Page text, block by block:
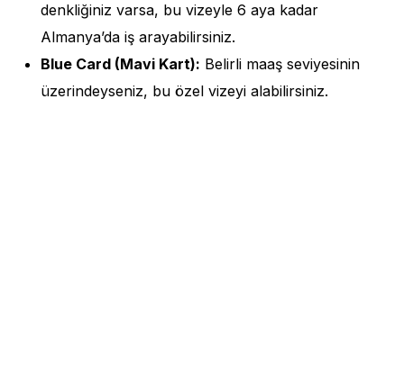
denkliğiniz varsa, bu vizeyle 6 aya kadar
Almanya’da iş arayabilirsiniz.
Blue Card (Mavi Kart): Belirli maaş seviyesinin
üzerindeyseniz, bu özel vizeyi alabilirsiniz.